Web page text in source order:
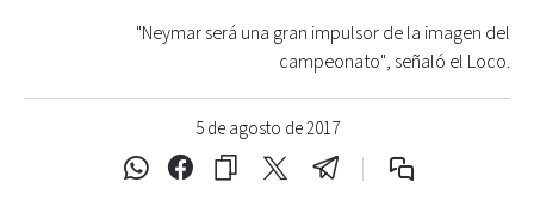
5 de agosto de 2017
"Neymar será una gran impulsor de la imagen del
campeonato", señaló el Loco.